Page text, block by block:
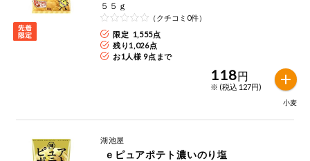
５５ｇ
（クチコミ0件）
限定 1,555点
残り1,026点
お1人様 9点まで
118円
※ (税込 127円)
小麦
湖池屋
ｅピュアポテト濃いのり塩